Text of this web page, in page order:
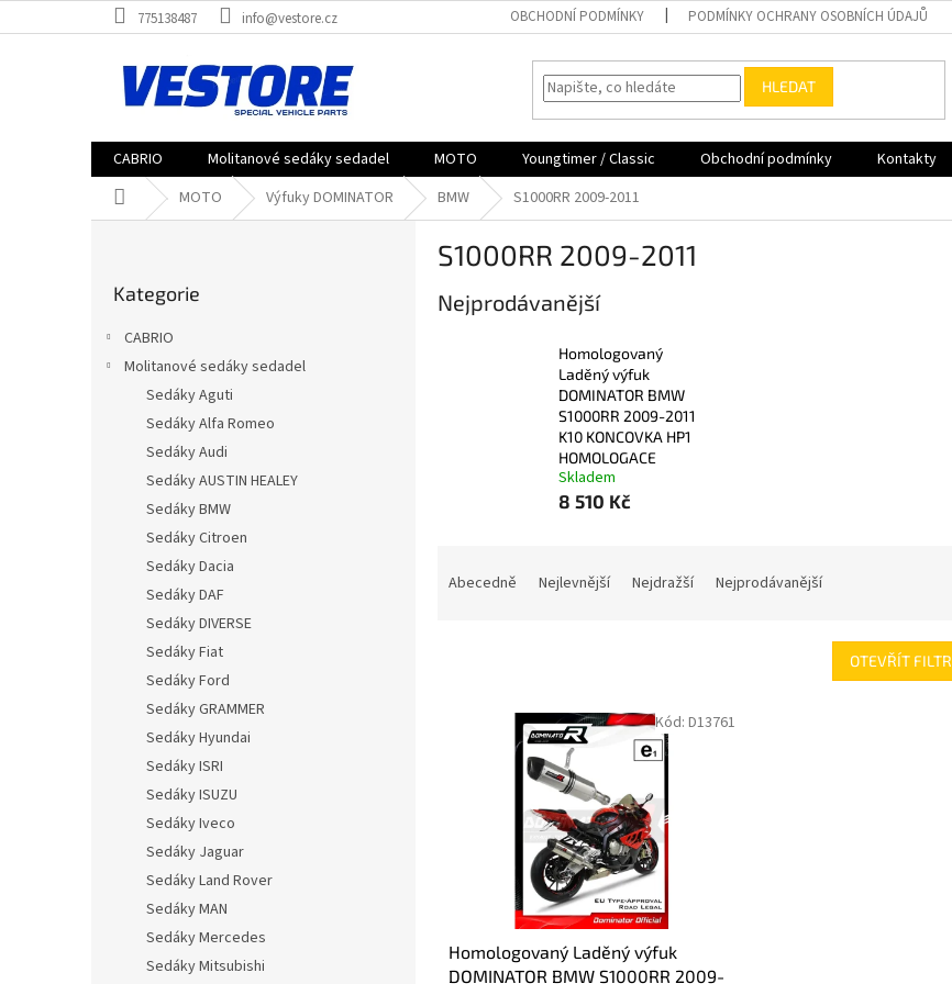
na
775138487 info@vestore.cz OBCHODNÍ PODMÍNKY PODMÍNKY OCHRANY OSOBNÍCH ÚDAJŮ
HLEDAT
CABRIO Molitanové sedáky sedadel MOTO Youngtimer / Classic Obchodní podmínky Kontakty
Domů MOTO Výfuky DOMINATOR BMW S1000RR 2009-2011
kategorie
Kategorie
CABRIO
Molitanové sedáky sedadel
Sedáky Aguti
Sedáky Alfa Romeo
Sedáky Audi
Sedáky AUSTIN HEALEY
Sedáky BMW
Sedáky Citroen
Sedáky Dacia
Sedáky DAF
Sedáky DIVERSE
Sedáky Fiat
Sedáky Ford
Sedáky GRAMMER
Sedáky Hyundai
Sedáky ISRI
Sedáky ISUZU
Sedáky Iveco
Sedáky Jaguar
Sedáky Land Rover
Sedáky MAN
Sedáky Mercedes
Sedáky Mitsubishi
S1000RR 2009-2011
Nejprodávanější
Homologovaný
Laděný výfuk
DOMINATOR BMW
S1000RR 2009-2011
K10 KONCOVKA HP1
HOMOLOGACE
Skladem
8 510 Kč
Abecedně Nejlevnější Nejdražší Nejprodávanější
OTEVŘÍT FILTR
Homologovaný Laděný výfuk
DOMINATOR BMW S1000RR 2009-
Kód: D13761